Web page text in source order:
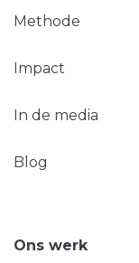
Methode
Impact
In de media
Blog
Ons werk